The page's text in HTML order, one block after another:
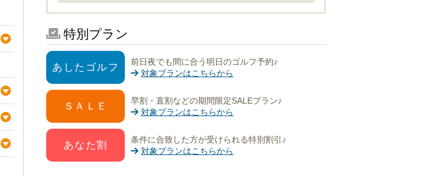
特別プラン
あしたゴルフ
前日夜でも間に合う明日のゴルフ予約♪
対象プランはこちらから
ＳＡＬＥ
早割・直割などの期間限定SALEプラン♪
対象プランはこちらから
あなた割
条件に合致した方が受けられる特別割引♪
対象プランはこちらから